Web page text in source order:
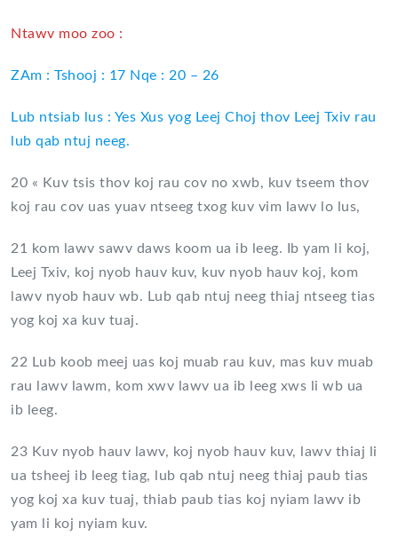
Ntawv moo zoo :
ZAm : Tshooj : 17 Nqe : 20 – 26
Lub ntsiab lus : Yes Xus yog Leej Choj thov Leej Txiv rau
lub qab ntuj neeg.
20 « Kuv tsis thov koj rau cov no xwb, kuv tseem thov
koj rau cov uas yuav ntseeg txog kuv vim lawv lo lus,
21 kom lawv sawv daws koom ua ib leeg. Ib yam li koj,
Leej Txiv, koj nyob hauv kuv, kuv nyob hauv koj, kom
lawv nyob hauv wb. Lub qab ntuj neeg thiaj ntseeg tias
yog koj xa kuv tuaj.
22 Lub koob meej uas koj muab rau kuv, mas kuv muab
rau lawv lawm, kom xwv lawv ua ib leeg xws li wb ua
ib leeg.
23 Kuv nyob hauv lawv, koj nyob hauv kuv, lawv thiaj li
ua tsheej ib leeg tiag, lub qab ntuj neeg thiaj paub tias
yog koj xa kuv tuaj, thiab paub tias koj nyiam lawv ib
yam li koj nyiam kuv.